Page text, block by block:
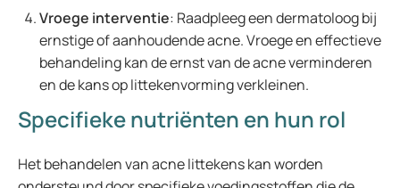
Vroege interventie: Raadpleeg een dermatoloog bij
ernstige of aanhoudende acne. Vroege en effectieve
behandeling kan de ernst van de acne verminderen
en de kans op littekenvorming verkleinen.
Specifieke nutriënten en hun rol
Het behandelen van acne littekens kan worden